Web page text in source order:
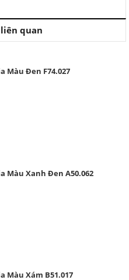
quan
Màu Đen F74.027
Màu Xanh Đen A50.062
Màu Xám B51.017